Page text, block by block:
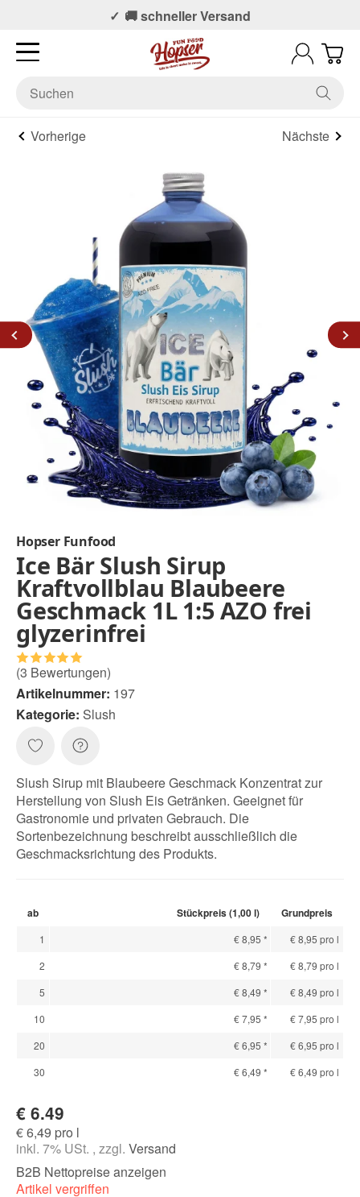
📞 Persönlicher Support🚚 schneller Versand
Vorherige Nächste
Hopser Funfood
Ice Bär Slush Sirup
Kraftvollblau Blaubeere
Geschmack 1L 1:5 AZO frei
glyzerinfrei
(3 Bewertungen)
Artikelnummer: 197
Kategorie: Slush
Slush Sirup mit Blaubeere Geschmack Konzentrat zur
Herstellung von Slush Eis Getränken. Geeignet für
Gastronomie und privaten Gebrauch. Die
Sortenbezeichnung beschreibt ausschließlich die
Geschmacksrichtung des Produkts.
ab Stückpreis (1,00 l) Grundpreis
1 € 8,95 *
€ 8,95 pro l
2
€ 8,79 *
€ 8,79 pro l
5
€ 8,49 *
€ 8,49 pro l
10
€ 7,95 *
€ 7,95 pro l
20
€ 6,95 *
€ 6,95 pro l
30
€ 6,49 * € 6,49 pro l
€ 6.49
€ 6,49 pro l
inkl. 7% USt. , zzgl. Versand
B2B Nettopreise anzeigen
Artikel vergriffen